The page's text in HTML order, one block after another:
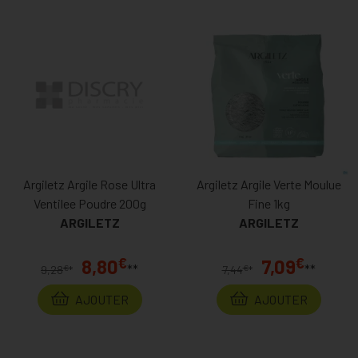
Une commande idéalement traitée par
par des professionnels sélectionnés minutieusement pour leurs
De plus, si vous validez votre commande sur notre
parapharmacie en ligne
avant 11h30, nous vous assurons de
24 heures en moyenne. Un véritable avantage lié au fait de faire
confiance à des commerçants proches de vous, dans tous les
sens du terme.
Argiletz Argile Rose Ultra
Ventilee Poudre 200g
ARGILETZ
9,28€* 8,80€**
AJOUTER
Argiletz Argile Verte Moulue
Fine 1kg
ARGILETZ
7,44€ * 7,09€**
AJOUTER